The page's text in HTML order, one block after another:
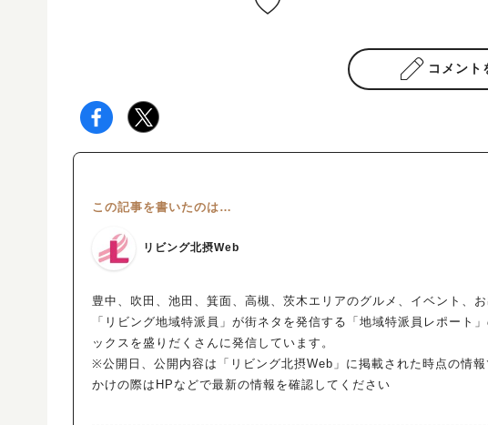
コメント
この記事を書いたのは…
リビング北摂Web
豊中、吹田、池田、箕面、高槻、茨木エリアのグルメ、イベント、
「リビング地域特派員」が街ネタを発信する「地域特派員レポー
ックスを盛りだくさんに発信しています。
※公開日、公開内容は「リビング北摂Web」に掲載された時点の情
かけの際はHPなどで最新の情報を確認してください